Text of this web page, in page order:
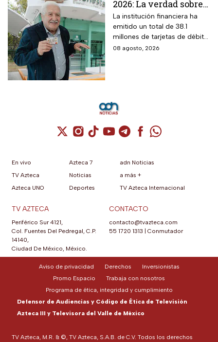
2026: La verdad sobre
entrar a Buró de
Crédito por tenerla
La institución financiera ha
emitido un total de 38.1
millones de tarjetas de débito
para la dispersión de los
08 agosto, 2026
Cuenta de X / Twitter (se abre en una
Cuenta de Instagram (se abre en una
Cuenta de TikTok (se abre en
Cuenta de YouTube (se abre
Cuenta de Telegram (se
Cuenta de
Cuenta de
En vivo
TV Azteca
Azteca UNO
Azteca 7
Noticias
Deportes
adn Noticias
a más +
TV Azteca Internacional
TV AZTECA
Periférico Sur 4121,
Col. Fuentes Del Pedregal, C.P.
14140,
Ciudad De México, México.
CONTACTO
contacto@tvazteca.com
55 1720 1313
Conmutador
TV Azteca, M.R. & ©, TV Azteca, S.A.B. de C.V. Todos los derechos
Aviso de privacidad Derechos
Inversionistas
Promo Espacio
Trabaja con nosotros
Programa de ética, integridad y cumplimiento
Defensor de Audiencias y Código de Ética de Televisión
Azteca III y Televisora del Valle de México